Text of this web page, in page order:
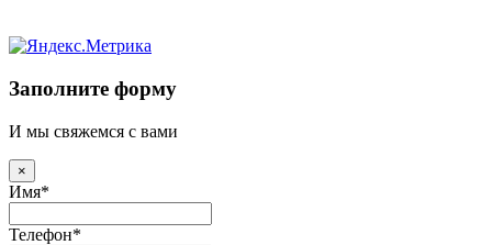
Заполните форму
И мы свяжемся с вами
×
Имя*
Телефон*